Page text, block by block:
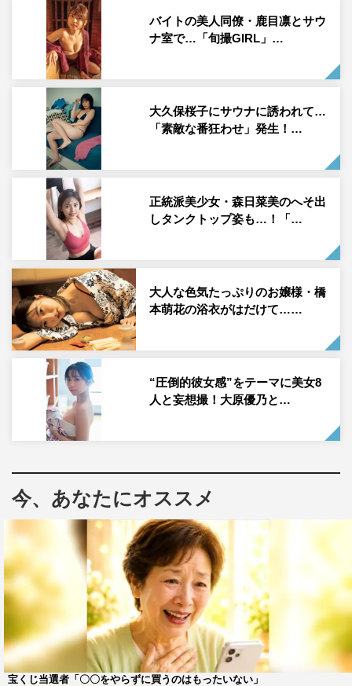
スーパー戦隊シリーズ『機界戦隊ゼンカイジャー』（テレ
ビ朝日系）にレギュラー出演を果たし、グラビア業界
で“令和の国民的妹”との異名をとる森日菜美が表紙を飾る
本作。妄想撮シリーズ「このあと、どうする？」では、人
気作家たちとグラドルがコラボを果たす。
元ラストアイドルのメンバーで、現在はモデル・タレント
などとして活躍する吉崎綾。今回は、作家・ドラマプロデ
ューサーとして活躍する橋爪駿輝の書き下ろし妄想撮シナ
リオに沿って、「同窓会にセーラー服姿で現れたやんちゃ
な彼女」というテーマで演じている。
バイトの美人同僚・鹿目凛とサウ
ナ室で…「旬撮GIRL」…
大久保桜子にサウナに誘われて…
「素敵な番狂わせ」発生！…
正統派美少女・森日菜美のへそ出
しタンクトップ姿も…！「…
大人な色気たっぷりのお嬢様・橋
本萌花の浴衣がはだけて……
“圧倒的彼女感”をテーマに美女8
人と妄想撮！大原優乃と…
今、あなたにオススメ
宝くじ当選者「〇〇をやらずに買うのはもったいない」